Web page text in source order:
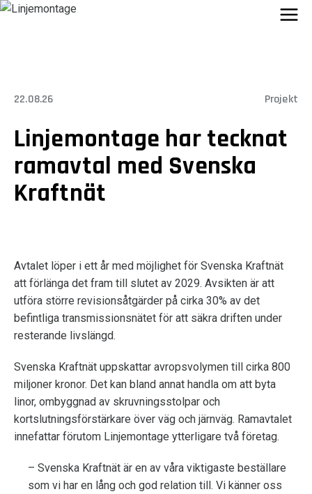
Skip
22.08.26 Projekt
Linjemontage har tecknat
ramavtal med Svenska
Kraftnät
Avtalet löper i ett år med möjlighet för Svenska Kraftnät
att förlänga det fram till slutet av 2029. Avsikten är att
utföra större revisionsåtgärder på cirka 30% av det
befintliga transmissionsnätet för att säkra driften under
resterande livslängd.
Svenska Kraftnät uppskattar avropsvolymen till cirka 800
miljoner kronor. Det kan bland annat handla om att byta
linor, ombyggnad av skruvningsstolpar och
kortslutningsförstärkare över väg och järnväg. Ramavtalet
innefattar förutom Linjemontage ytterligare två företag.
– Svenska Kraftnät är en av våra viktigaste beställare
som vi har en lång och god relation till. Vi känner oss